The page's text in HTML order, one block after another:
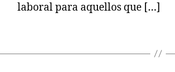
laboral para aquellos que […]